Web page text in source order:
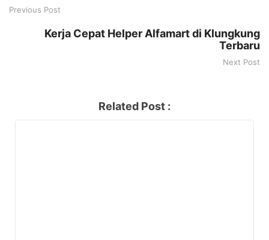
Previous Post
Kerja Cepat Helper Alfamart di Klungkung
Terbaru
Next Post
Related Post :